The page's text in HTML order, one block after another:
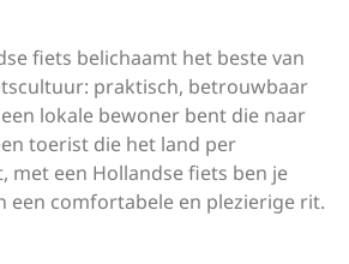
fiets belichaamt het beste van
praktisch, betrouwbaar
lokale bewoner bent die naar
toerist die het land per
met een Hollandse fiets ben je
een comfortabele en plezierige rit.